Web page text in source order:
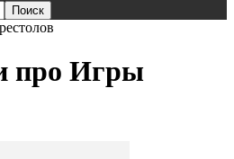
про Игры